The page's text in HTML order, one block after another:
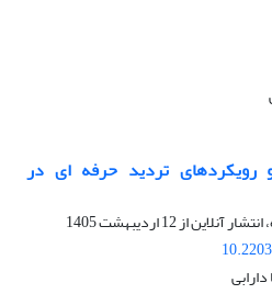
رویکردهای تردید حرفه‏ ای در
آنلاین از12 اردیبهشت 1405